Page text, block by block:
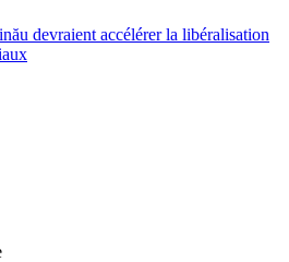
devraient accélérer la libéralisation